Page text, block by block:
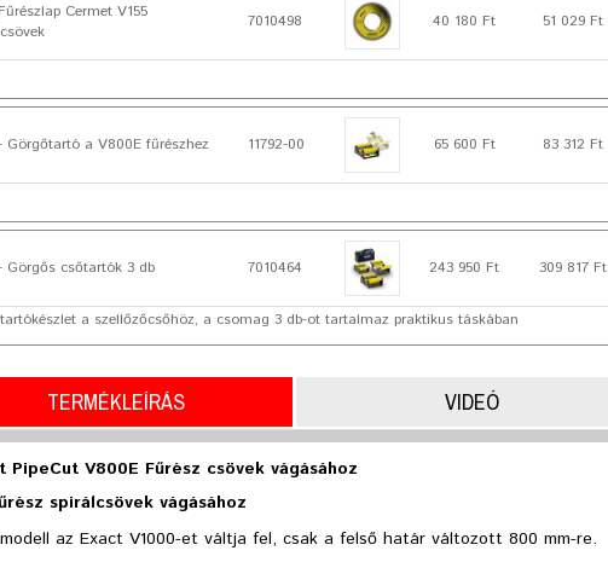
Cermet V155
7010498 40 180 Ft 51 029 Ft
Görgőtartó a V800E fűrészhez 11792-00 65 600 Ft 83 312 Ft
Görgős csőtartók 3 db 7010464 243 950 Ft 309 817 Ft
a szellőzőcsőhöz, a csomag 3 db-ot tartalmaz praktikus táskában
TERMÉKLEÍRÁS VIDEÓ
PipeCut V800E Fűrész csövek vágásához
spirálcsövek vágásához
az Exact V1000-et váltja fel, csak a felső határ változott 800 mm-re.